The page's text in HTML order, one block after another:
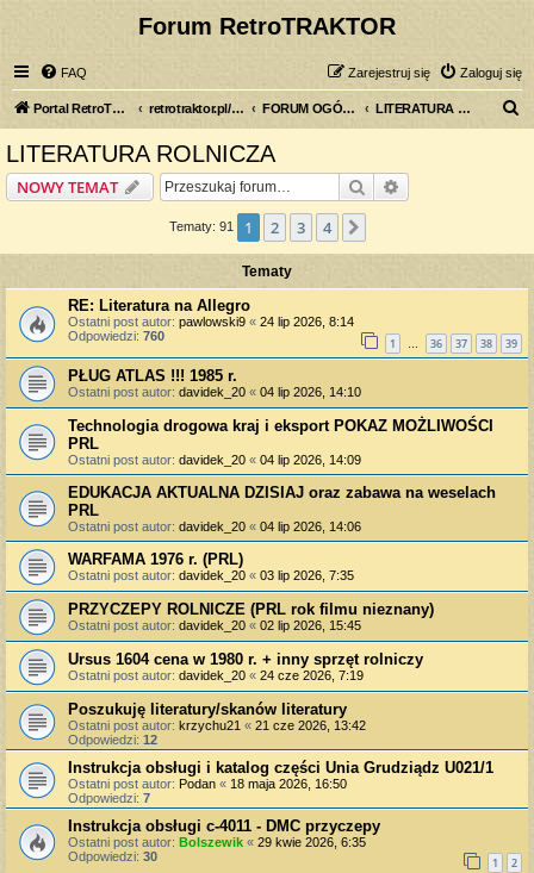
Forum RetroTRAKTOR
FAQ Zaloguj się
Zarejestruj się
Portal RetroTRAKTOR.pl retrotraktor.pl/forum FORUM OGÓLNE LITERATURA ROLNICZA
LITERATURA ROLNICZA
NOWY TEMAT Szukaj
Tematy: 91 1 2 3 4
Tematy
RE: Literatura na Allegro
Ostatni post autor: pawlowski9 « 24 lip 2026, 8:14
Odpowiedzi: 760 1 … 36 37 38 39
PŁUG ATLAS !!! 1985 r.
Ostatni post autor: davidek_20 « 04 lip 2026, 14:10
Technologia drogowa kraj i eksport POKAZ MOŻLIWOŚCI
PRL
Ostatni post autor: davidek_20 « 04 lip 2026, 14:09
EDUKACJA AKTUALNA DZISIAJ oraz zabawa na weselach
PRL
Ostatni post autor: davidek_20 « 04 lip 2026, 14:06
WARFAMA 1976 r. (PRL)
Ostatni post autor: davidek_20 « 03 lip 2026, 7:35
PRZYCZEPY ROLNICZE (PRL rok filmu nieznany)
Ostatni post autor: davidek_20 « 02 lip 2026, 15:45
Ursus 1604 cena w 1980 r. + inny sprzęt rolniczy
Ostatni post autor: davidek_20 « 24 cze 2026, 7:19
Poszukuję literatury/skanów literatury
Ostatni post autor: krzychu21 « 21 cze 2026, 13:42
Odpowiedzi: 12
Instrukcja obsługi i katalog części Unia Grudziądz U021/1
Ostatni post autor: Podan « 18 maja 2026, 16:50
Odpowiedzi: 7
Instrukcja obsługi c-4011 - DMC przyczepy
Ostatni post autor: Bolszewik « 29 kwie 2026, 6:35
Odpowiedzi: 30 1 2